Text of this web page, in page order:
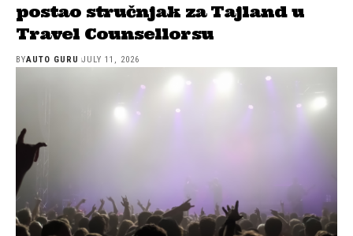
postao stručnjak za Tajland u
Travel Counsellorsu
BYAUTO GURU JULY 11, 2026